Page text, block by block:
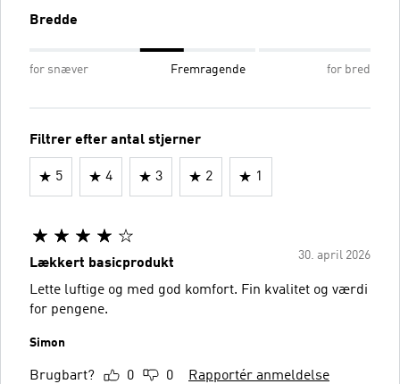
Bredde
for snæver Fremragende for bred
Filtrer efter antal stjerner
5 4 3 2 1
30. april 2026
Lækkert basicprodukt
Lette luftige og med god komfort. Fin kvalitet og værdi
for pengene.
Simon
Brugbart? 0 0 Rapportér anmeldelse